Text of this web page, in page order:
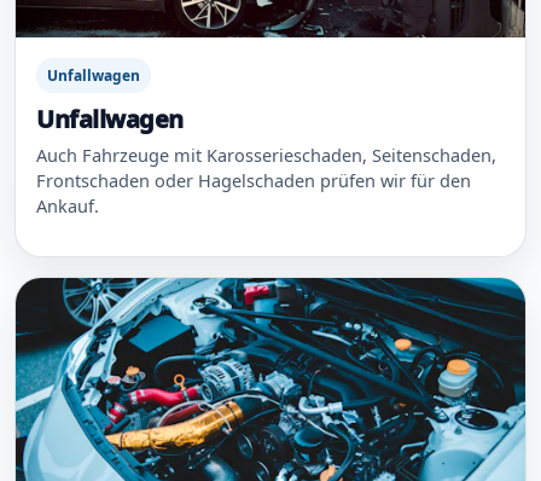
Unfallwagen
Unfallwagen
Auch Fahrzeuge mit Karosserieschaden, Seitenschaden,
Frontschaden oder Hagelschaden prüfen wir für den
Ankauf.